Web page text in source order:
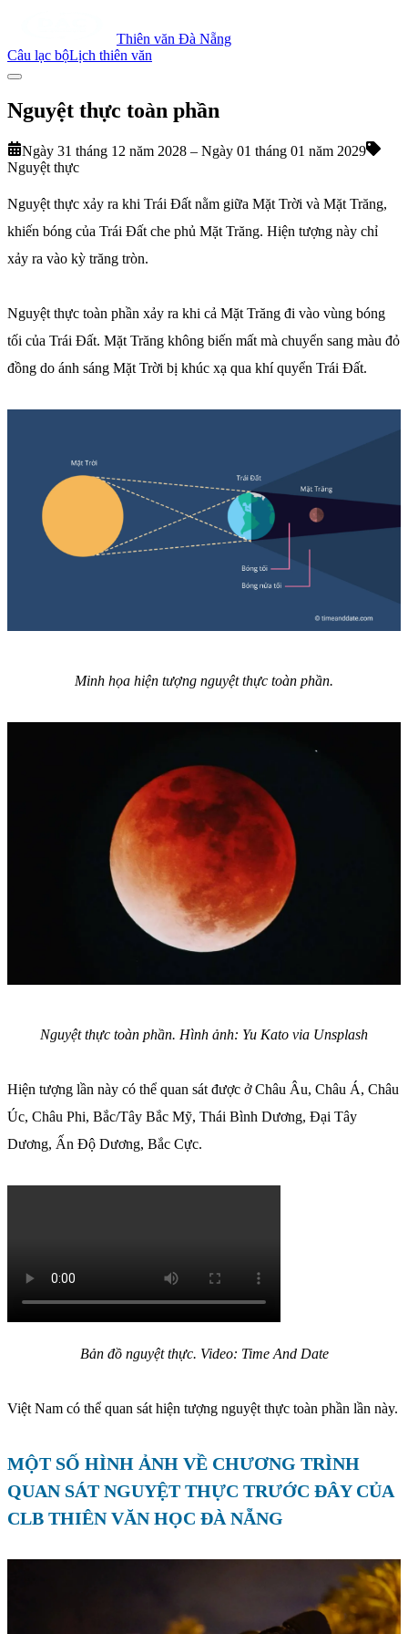
Thiên văn Đà Nẵng
Câu lạc bộLịch thiên văn
Nguyệt thực toàn phần
Ngày 31 tháng 12 năm 2028 – Ngày 01 tháng 01 năm 2029
Nguyệt thực
Nguyệt thực xảy ra khi Trái Đất nằm giữa Mặt Trời và Mặt Trăng,
khiến bóng của Trái Đất che phủ Mặt Trăng. Hiện tượng này chỉ
xảy ra vào kỳ trăng tròn.
Nguyệt thực toàn phần xảy ra khi cả Mặt Trăng đi vào vùng bóng
tối của Trái Đất. Mặt Trăng không biến mất mà chuyển sang màu đỏ
đồng do ánh sáng Mặt Trời bị khúc xạ qua khí quyển Trái Đất.
Minh họa hiện tượng nguyệt thực toàn phần.
Nguyệt thực toàn phần. Hình ảnh: Yu Kato via Unsplash
Hiện tượng lần này có thể quan sát được ở Châu Âu, Châu Á, Châu
Úc, Châu Phi, Bắc/Tây Bắc Mỹ, Thái Bình Dương, Đại Tây
Dương, Ấn Độ Dương, Bắc Cực.
Bản đồ nguyệt thực. Video: Time And Date
Việt Nam có thể quan sát hiện tượng nguyệt thực toàn phần lần này.
MỘT SỐ HÌNH ẢNH VỀ CHƯƠNG TRÌNH
QUAN SÁT NGUYỆT THỰC TRƯỚC ĐÂY CỦA
CLB THIÊN VĂN HỌC ĐÀ NẴNG